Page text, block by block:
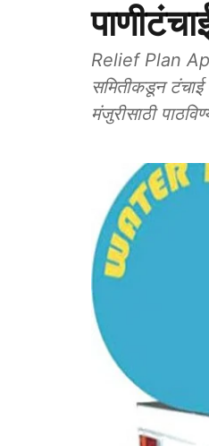
Relief Plan
समितीकडून टंचाई
मंजुरीसाठी